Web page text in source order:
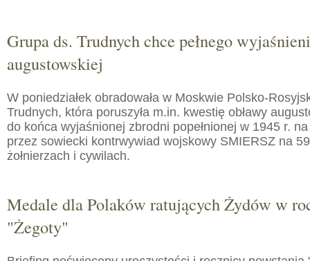
Grupa ds. Trudnych chce pełnego
augustowskiej
W poniedziałek obradowała w Moskwie Polsko-
Trudnych, która poruszyła m.in. kwestię obławy
do końca wyjaśnionej zbrodni popełnionej w 1945 r.
przez sowiecki kontrwywiad wojskowy SMIERSZ na
żołnierzach i cywilach.
Medale dla Polaków ratujących Żydów w
"Żegoty"